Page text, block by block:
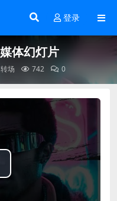
登录
体幻灯片
场 742 0